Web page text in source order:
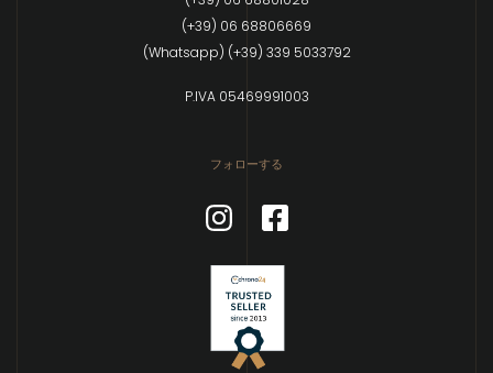
(+39) 06 68806669
(Whatsapp) (+39) 339 5033792
P.IVA 05469991003
フォローする